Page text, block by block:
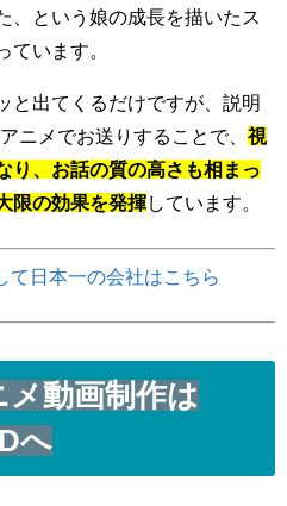
、という娘の成長を描いたス
ています。
と出てくるだけですが、説明
ニメでお送りすることで、 視
り、お話の質の高さも相まっ
限の効果を発揮しています。
て日本一の会社はこちら
動画制作は
へ